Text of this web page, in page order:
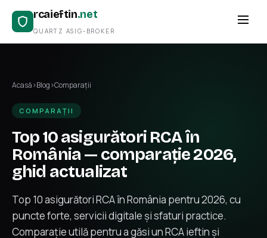
rcaieftin.net
QUARTZ ASIG-BROKER
Acasă›Blog›Comparații
COMPARAȚII
Top 10 asigurători RCA în
România — comparație 2026,
ghid actualizat
Top 10 asigurători RCA în România pentru 2026, cu
puncte forte, servicii digitale și sfaturi practice.
Comparație utilă pentru a găsi un RCA ieftin și